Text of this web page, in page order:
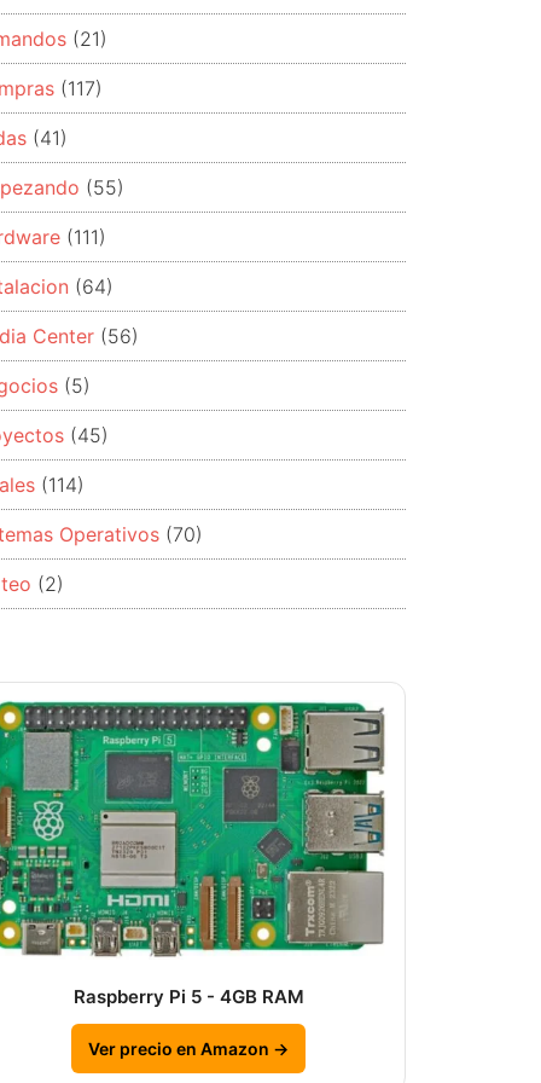
(21)
(117)
(41)
(55)
(111)
(64)
Center (56)
(5)
(45)
(114)
Operativos (70)
(2)
Raspberry Pi 5 - 4GB RAM
Ver precio en Amazon →